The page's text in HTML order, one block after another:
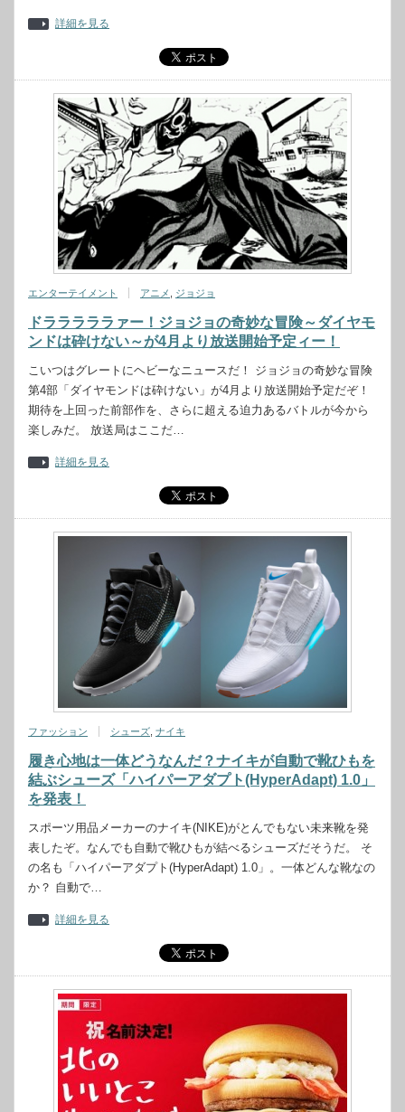
詳細を見る
エンターテイメント アニメ ジョジョ
ドラララララァー！ジョジョの奇妙な冒険～ダイヤモ
ンドは砕けない～が4月より放送開始予定ィー！
こいつはグレートにヘビーなニュースだ！ ジョジョの奇妙な冒険
第4部「ダイヤモンドは砕けない」が4月より放送開始予定だぞ！
期待を上回った前部作を、さらに超える迫力あるバトルが今から
楽しみだ。 放送局はここだ…
詳細を見る
ファッション シューズ ナイキ
履き心地は一体どうなんだ？ナイキが自動で靴ひもを
結ぶシューズ「ハイパーアダプト(HyperAdapt) 1.0」
を発表！
スポーツ用品メーカーのナイキ(NIKE)がとんでもない未来靴を発
表したぞ。なんでも自動で靴ひもが結べるシューズだそうだ。 そ
の名も「ハイパーアダプト(HyperAdapt) 1.0」。一体どんな靴なの
か？ 自動で…
詳細を見る